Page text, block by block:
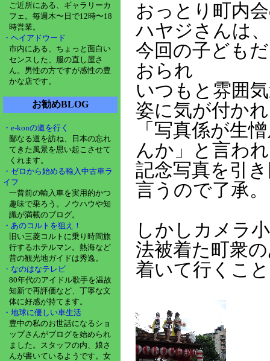
ご近所にある、ギャラリーカ
フェ。毎週木〜日で12時〜18
時営業。
・ヘイアドウード
市内にある、ちょっと面白い
センスした、服の直し屋さ
ん。男性の方ですが感性の豊
かな店です。
お勧めBLOG
・e-konの道を行く
鄙なる道を訪ね、日本の忘れ
てきた風景を思い起こさせて
くれます。
・ゼロから始める輸入中古車ラ
イフ
一昔前の輸入車を実用的かつ
趣味で乗ろう。ノウハウや知
識が満載のブログ。
・あのコルトを狙え！
旧い三菱コルトに乗り時間旅
行するホテルマン。熱海など
昔の観光地ガイドは秀逸。
・なのはなテレビ
80年代のアイドル歌手を温故
知新で再評価など、丁寧な文
体に好感が持てます。
・地球に優しい車生活
豊中の私のお世話になるショ
ップさんがブログを始められ
ました。スタッフの内、娘さ
んが書いているようです。女
おっとり町内
ハヤジさんは
今回の子ども
おられ
いつもと雰囲
姿に気が付かれ
「写真係が生
んか」と言われ
記念写真を引
言うので了承。
しかしカメラ
法被着た町衆
着いて行くこ